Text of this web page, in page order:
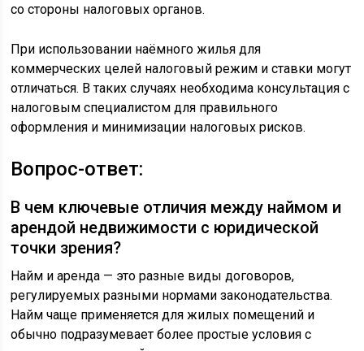
со стороны налоговых органов.
При использовании наёмного жилья для
коммерческих целей налоговый режим и ставки могут
отличаться. В таких случаях необходима консультация с
налоговым специалистом для правильного
оформления и минимизации налоговых рисков.
Вопрос-ответ:
В чем ключевые отличия между наймом и
арендой недвижимости с юридической
точки зрения?
Найм и аренда — это разные виды договоров,
регулируемых разными нормами законодательства.
Найм чаще применяется для жилых помещений и
обычно подразумевает более простые условия с